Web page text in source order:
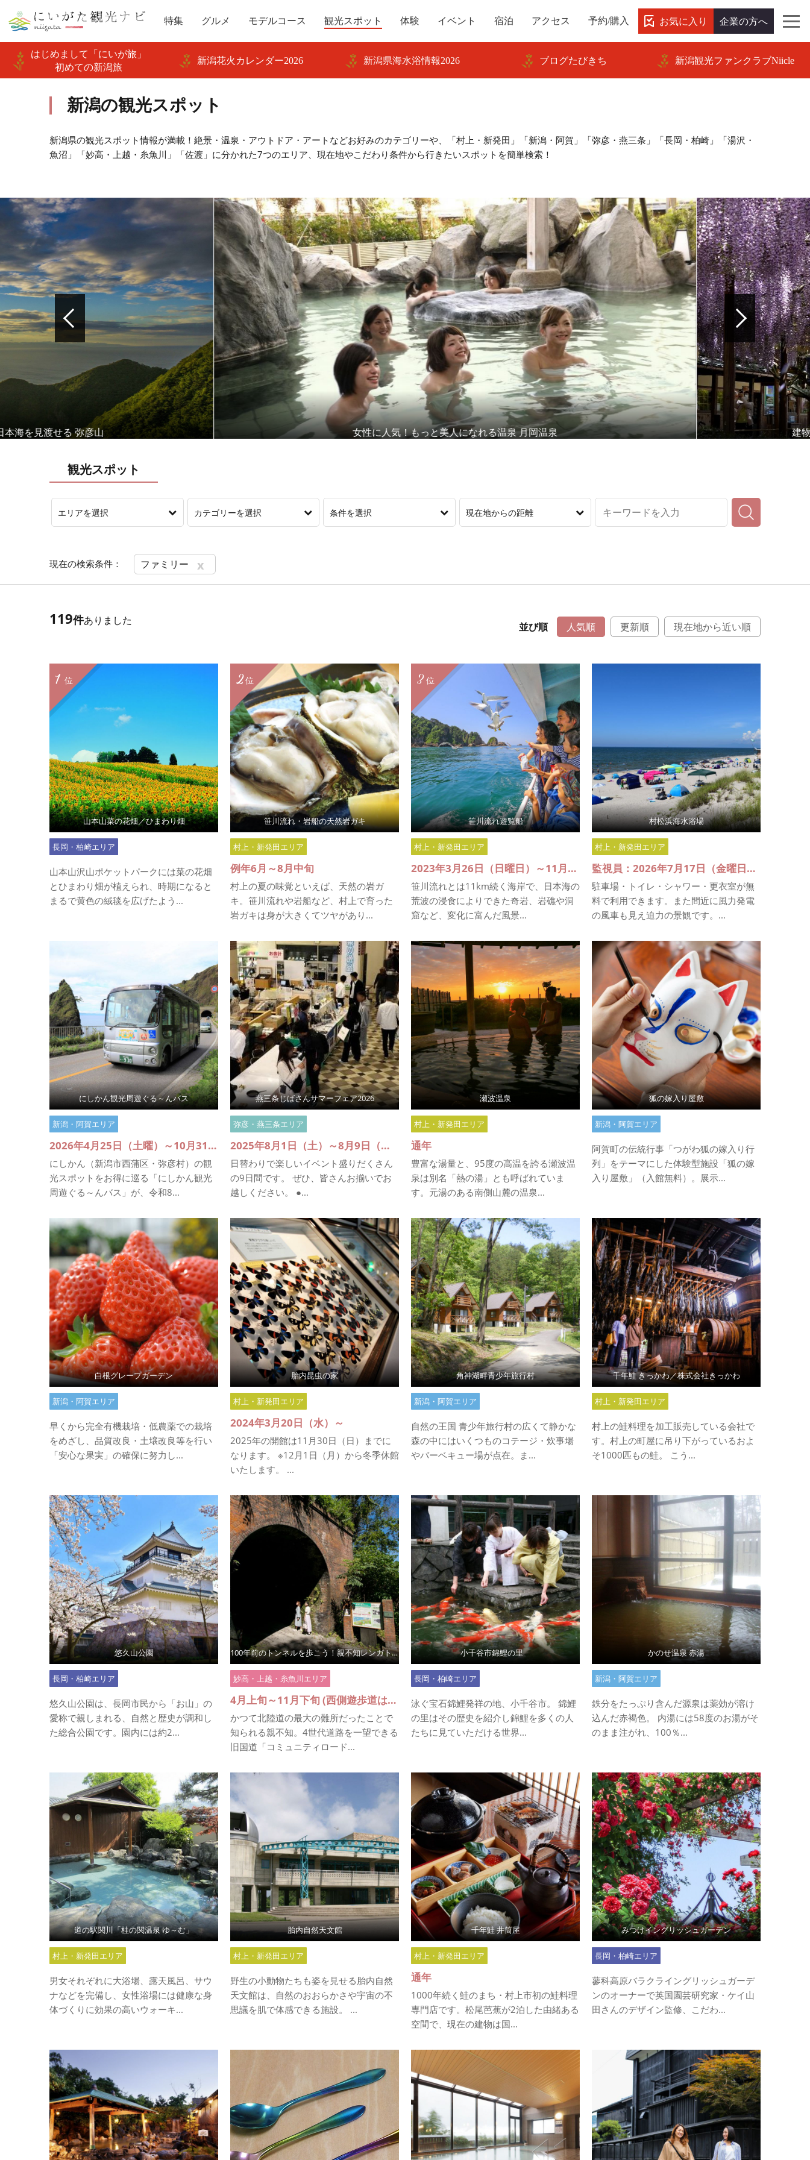
特集 グルメ モデルコース 観光スポット 体験 イベント 宿泊 アクセス 予約/購入 お気に入り 企業の方へ
はじめまして「にいが旅」
初めての新潟旅
新潟花火カレンダー2026 新潟県海水浴情報2026 ブログたびきち 新潟観光ファンクラブNiicle
新潟の観光スポット
新潟県の観光スポット情報が満載！絶景・温泉・アウトドア・アートなどお好みのカテゴリーや、「村上・新発田」「新潟・阿賀」「弥彦・燕三条」「長岡・柏崎」「湯沢・
魚沼」「妙高・上越・糸魚川」「佐渡」に分かれた7つのエリア、現在地やこだわり条件から行きたいスポットを簡単検索！
る 弥彦山 女性に人気！もっと美人になれる温泉 月岡温泉 建物、庭園、
観光スポット
エリアを選択 カテゴリーを選択 条件を選択 現在地からの距離
現在の検索条件： ファミリー x
119件ありました 並び順 人気順 更新順 現在地から近い順
位
1
山本山菜の花畑／ひまわり畑
長岡・柏崎エリア
山本山沢山ポケットパークには菜の花畑
とひまわり畑が植えられ、時期になると
まるで黄色の絨毯を広げたよう...
位
2
笹川流れ・岩船の天然岩ガキ
村上・新発田エリア
例年6月～8月中旬
村上の夏の味覚といえば、天然の岩ガ
キ。笹川流れや岩船など、村上で育った
岩ガキは身が大きくてツヤがあり...
位
3
笹川流れ遊覧船
村上・新発田エリア
2023年3月26日（日曜日）～11月中旬
笹川流れとは11km続く海岸で、日本海の
荒波の浸食によりできた奇岩、岩礁や洞
窟など、変化に富んだ風景...
村松浜海水浴場
村上・新発田エリア
監視員：2026年7月17日（金曜日）～8月16日（日曜日）
駐車場・トイレ・シャワー・更衣室が無
料で利用できます。また間近に風力発電
の風車も見え迫力の景観です。...
にしかん観光周遊ぐる～んバス
新潟・阿賀エリア
2026年4月25日（土曜）～10月31日（土曜）
にしかん（新潟市西蒲区・弥彦村）の観
光スポットをお得に巡る「にしかん観光
周遊ぐる～んバス」が、令和8...
燕三条じばさんサマーフェア2026
弥彦・燕三条エリア
2025年8月1日（土）～8月9日（日）
日替わりで楽しいイベント盛りだくさん
の9日間です。 ぜひ、皆さんお揃いでお
越しください。 ●...
瀬波温泉
村上・新発田エリア
通年
豊富な湯量と、95度の高温を誇る瀬波温
泉は別名「熱の湯」とも呼ばれていま
す。元湯のある南側山麓の温泉...
狐の嫁入り屋敷
新潟・阿賀エリア
阿賀町の伝統行事「つがわ狐の嫁入り行
列」をテーマにした体験型施設「狐の嫁
入り屋敷」（入館無料）。展示...
白根グレープガーデン
新潟・阿賀エリア
早くから完全有機栽培・低農薬での栽培
をめざし、品質改良・土壌改良等を行い
「安心な果実」の確保に努力し...
胎内昆虫の家
村上・新発田エリア
2024年3月20日（水）～
2025年の開館は11月30日（日）までに
なります。 ※12月1日（月）から冬季休館
いたします。 ...
角神湖畔青少年旅行村
新潟・阿賀エリア
自然の王国 青少年旅行村の広くて静かな
森の中にはいくつものコテージ・炊事場
やバーベキュー場が点在。ま...
千年鮭 きっかわ／株式会社きっかわ
村上・新発田エリア
村上の鮭料理を加工販売している会社で
す。村上の町屋に吊り下がっているおよ
そ1000匹もの鮭。 こう...
悠久山公園
長岡・柏崎エリア
悠久山公園は、長岡市民から「お山」の
愛称で親しまれる、自然と歴史が調和し
た総合公園です。園内には約2...
100年前のトンネルを歩こう！親不知レンガトンネル
妙高・上越・糸魚川エリア
4月上旬～11月下旬 (西側遊歩道は冬期間12月～3月は閉鎖)
かつて北陸道の最大の難所だったことで
知られる親不知。4世代道路を一望できる
旧国道「コミュニティロード...
小千谷市錦鯉の里
長岡・柏崎エリア
泳ぐ宝石錦鯉発祥の地、小千谷市。 錦鯉
の里はその歴史を紹介し錦鯉を多くの人
たちに見ていただける世界...
かのせ温泉 赤湯
新潟・阿賀エリア
鉄分をたっぷり含んだ源泉は薬効が溶け
込んだ赤褐色。 内湯には58度のお湯がそ
のまま注がれ、100％...
道の駅関川「桂の関温泉 ゆ～む」
村上・新発田エリア
男女それぞれに大浴場、露天風呂、サウ
ナなどを完備し、女性浴場には健康な身
体づくりに効果の高いウォーキ...
胎内自然天文館
村上・新発田エリア
野生の小動物たちも姿を見せる胎内自然
天文館は、自然のおおらかさや宇宙の不
思議を肌で体感できる施設。 ...
千年鮭 井筒屋
村上・新発田エリア
通年
1000年続く鮭のまち・村上市初の鮭料理
専門店です。松尾芭蕉が2泊した由緒ある
空間で、現在の建物は国...
みつけイングリッシュガーデン
長岡・柏崎エリア
蓼科高原バラクライングリッシュガーデ
ンのオーナーで英国園芸研究家・ケイ山
田さんのデザイン監修、こだわ...